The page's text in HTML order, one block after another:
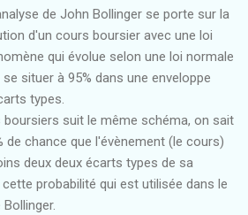
de John Bollinger se porte sur la
d'un cours boursier avec une loi
qui évolue selon une loi normale
situer à 95% dans une enveloppe
types.
suit le même schéma, on sait
de chance que l'évènement (le cours)
deux deux écarts types de sa
probabilité qui est utilisée dans le